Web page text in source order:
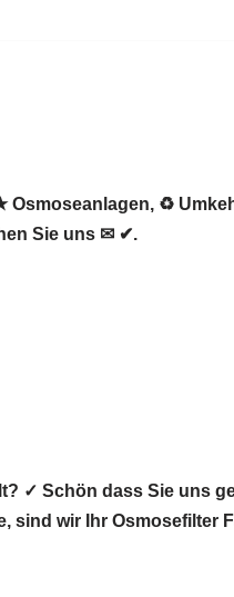
Osmoseanlagen, ♻
Sie uns ✉ ✔.
✓ Schön dass Sie
sind wir Ihr Osmosefilter